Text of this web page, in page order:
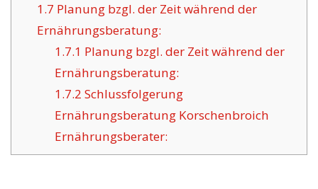
1.7 Planung bzgl. der Zeit während der
Ernährungsberatung:
1.7.1 Planung bzgl. der Zeit während der
Ernährungsberatung:
1.7.2 Schlussfolgerung
Ernährungsberatung Korschenbroich
Ernährungsberater: